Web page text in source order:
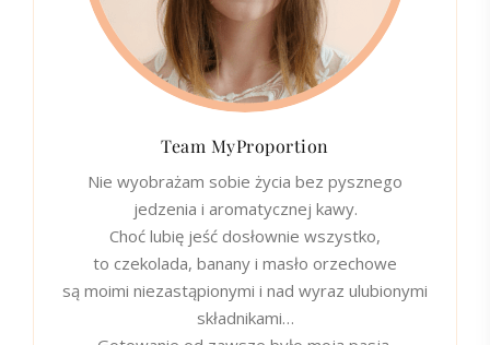
Team MyProportion
Nie wyobrażam sobie życia bez pysznego
jedzenia i aromatycznej kawy.
Choć lubię jeść dosłownie wszystko,
to czekolada, banany i masło orzechowe
są moimi niezastąpionymi i nad wyraz ulubionymi
składnikami…